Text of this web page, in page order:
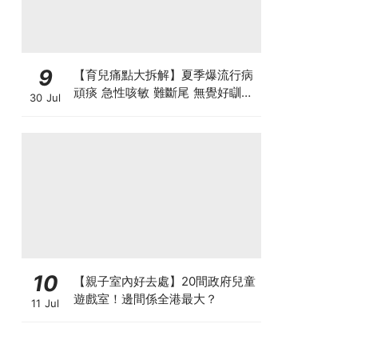
9
30 Jul
【育兒痛點大拆解】夏季爆流行病
頑痰 急性咳敏 難斷尾 無覺好瞓？
10
11 Jul
【親子室內好去處】20間政府兒童
遊戲室！邊間係全港最大？